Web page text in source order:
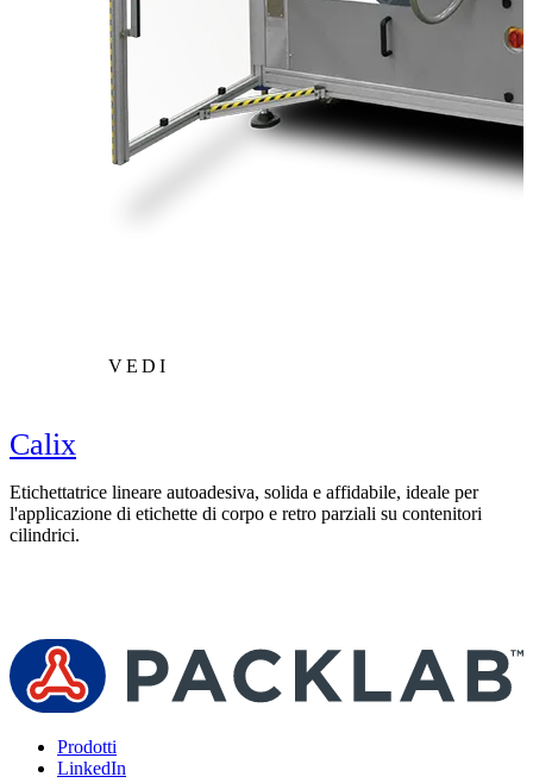
VEDI
Calix
Etichettatrice lineare autoadesiva, solida e affidabile, ideale per
l'applicazione di etichette di corpo e retro parziali su contenitori
cilindrici.
Prodotti
LinkedIn